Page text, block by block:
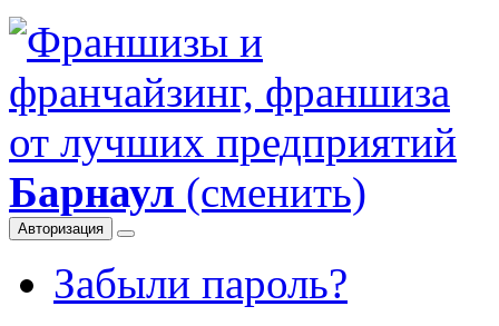
Барнаул (сменить)
Авторизация
Забыли пароль?